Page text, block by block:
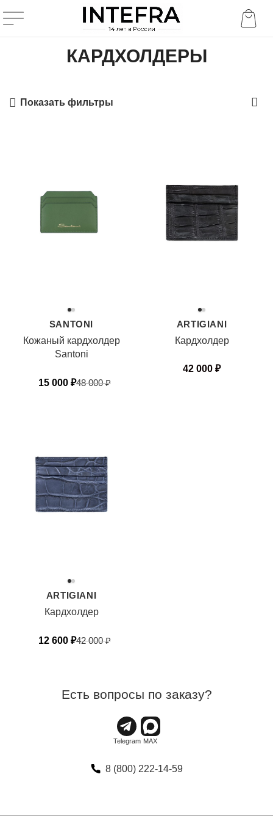
КАРДХОЛДЕРЫ
Показать фильтры
SANTONI
Кожаный кардхолдер
Santoni
15 000 ₽48 000₽
ARTIGIANI
Кардхолдер
42 000 ₽
ARTIGIANI
Кардхолдер
12 600 ₽42 000₽
Есть вопросы по заказу?
8 (800) 222-14-59